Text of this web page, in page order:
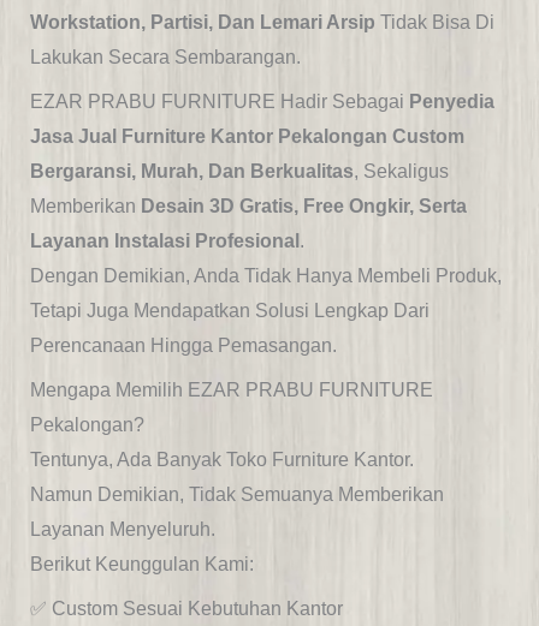
Workstation, Partisi, Dan Lemari Arsip Tidak Bisa Di
Lakukan Secara Sembarangan.
EZAR PRABU FURNITURE Hadir Sebagai Penyedia
Jasa Jual Furniture Kantor Pekalongan Custom
Bergaransi, Murah, Dan Berkualitas, Sekaligus
Memberikan Desain 3D Gratis, Free Ongkir, Serta
Layanan Instalasi Profesional .
Dengan Demikian, Anda Tidak Hanya Membeli Produk,
Tetapi Juga Mendapatkan Solusi Lengkap Dari
Perencanaan Hingga Pemasangan.
Mengapa Memilih EZAR PRABU FURNITURE
Pekalongan?
Tentunya, Ada Banyak Toko Furniture Kantor.
Namun Demikian, Tidak Semuanya Memberikan
Layanan Menyeluruh.
Berikut Keunggulan Kami:
✅ Custom Sesuai Kebutuhan Kantor